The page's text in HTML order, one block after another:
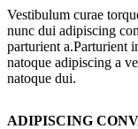
Vestibulum curae
nunc dui adipiscing
parturient a.Parturient
natoque adipiscing a
natoque dui.
ADIPISCING